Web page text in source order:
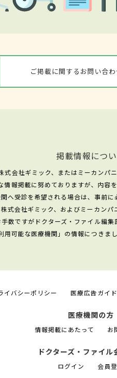
ご掲載に関するお問い合
掲載情報につ
式会社ギミック、またはミーカンパ
情報掲載に努めておりますが、内容
へ受診を希望される場合は、事前に
式会社ギミック、およびミーカン
数ですがドクターズ・ファイル編集
可能な医療機関」の情報につきま
イバシーポリシー 医療広告ガイ
医療機関の方
情報掲載にあたって お
ドクターズ・ファイル
ログイン 会員